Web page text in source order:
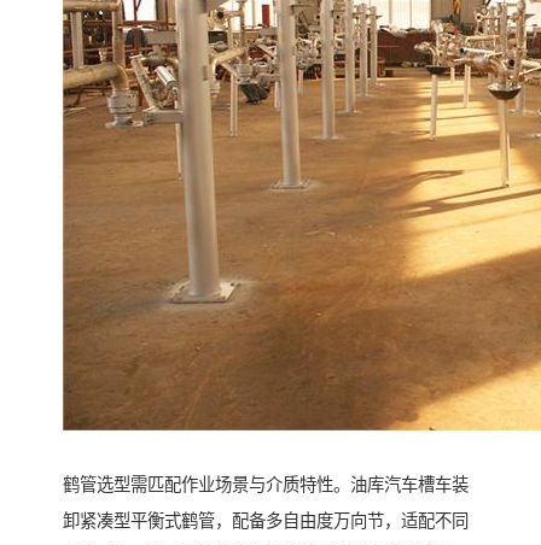
鹤管选型需匹配作业场景与介质特性。油库汽车槽车装
卸紧凑型平衡式鹤管，配备多自由度万向节，适配不同